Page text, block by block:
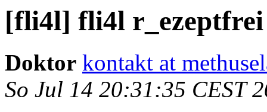
[fli4l] fli4l
Doktor kontakt at
So Jul 14 20:31:35 CEST